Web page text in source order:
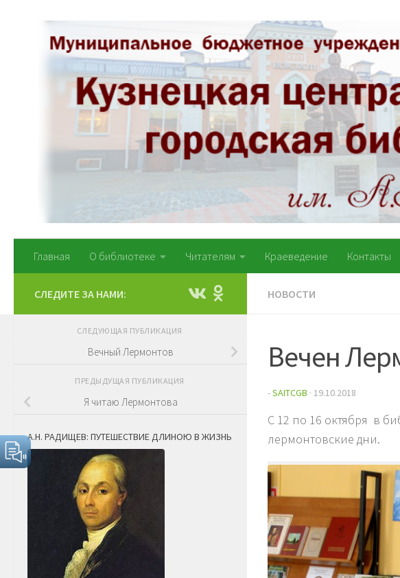
Перейти к содержимому
Главная О библиотеке Читателям Краеведение Контакты
НОВОСТИ
Вечен
-SAITCGB · 19.10.2018
С 12 по 16 октября в
лермонтовские дни.
СЛЕДИТЕ ЗА НАМИ:
СЛЕДУЮЩАЯ ПУБЛИКАЦИЯ
Вечный Лермонтов
ПРЕДЫДУЩАЯ ПУБЛИКАЦИЯ
Я читаю Лермонтова
А.Н. РАДИЩЕВ: ПУТЕШЕСТВИЕ ДЛИНОЮ В ЖИЗНЬ